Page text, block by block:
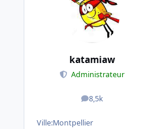
katamiaw
Administrateur
8,5k
messages
Ville:Montpellier